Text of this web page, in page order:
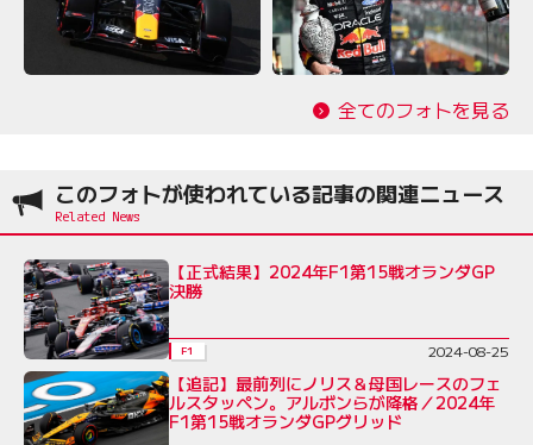
全てのフォトを見る
このフォトが使われている記事の関連ニュース
【正式結果】2024年F1第15戦オランダGP
決勝
F1 2024-08-25
【追記】最前列にノリス＆母国レースのフェ
ルスタッペン。アルボンらが降格／2024年
F1第15戦オランダGPグリッド